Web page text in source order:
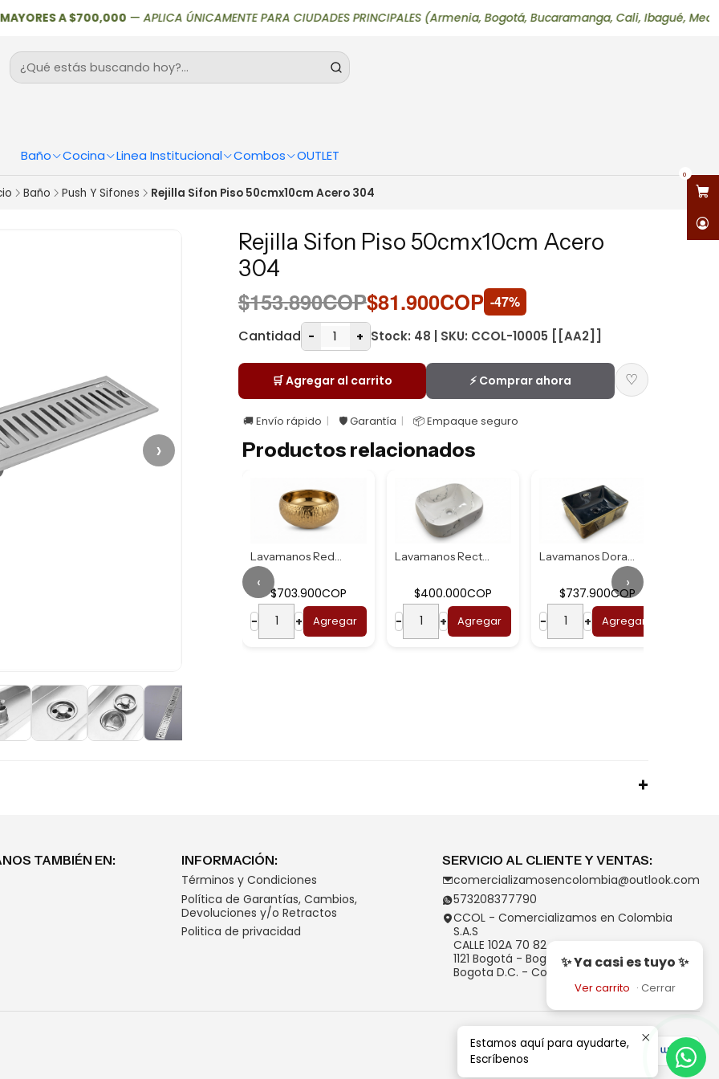
Baño Cocina Linea Institucional Combos OUTLET
0
A $700,000—APLICA ÚNICAMENTE PARA CIUDADES PRINCIPALES (Armenia, Bogotá, Bucaramanga, Cali, Ibagué,
Baño Push Y Sifones Rejilla Sifon Piso 50cmx10cm Acero 304
›
Rejilla Sifon Piso 50cmx10cm Acero
304
$153.890COP$81.900COP -47%
Cantidad - + Stock: 48 | SKU: CCOL-10005 [[AA2]]
🛒 Agregar al carrito ⚡ Comprar ahora ♡
🚚 Envío rápido 🛡️ Garantía 📦 Empaque seguro
Productos relacionados
$703.900COP
−
+ Agregar
$400.000COP
−
+ Agregar
$737.900COP
−
+ Agregar
‹ ›
✨ Ya casi es tuyo ✨
Ver carrito · Cerrar
TAMBIÉN EN:
INFORMACIÓN:
Términos y Condiciones
Política de Garantías, Cambios,
Devoluciones y/o Retractos
Politica de privacidad
SERVICIO AL CLIENTE Y VENTAS:
comercializamosencolombia@outlook.com
573208377790
CCOL - Comercializamos en Colombia
S.A.S
CALLE 102A 70 82
1121 Bogotá - Bogotá D.C.
Bogota D.C. - Colombia
Estamos aquí para ayudarte,
Escríbenos